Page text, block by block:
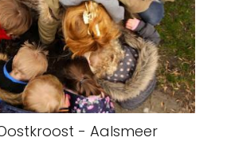
- Aalsmeer